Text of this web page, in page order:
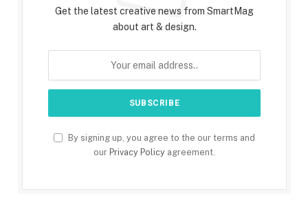
Get the latest creative news from SmartMag
about art & design.
By signing up, you agree to the our terms and
our Privacy Policy agreement.